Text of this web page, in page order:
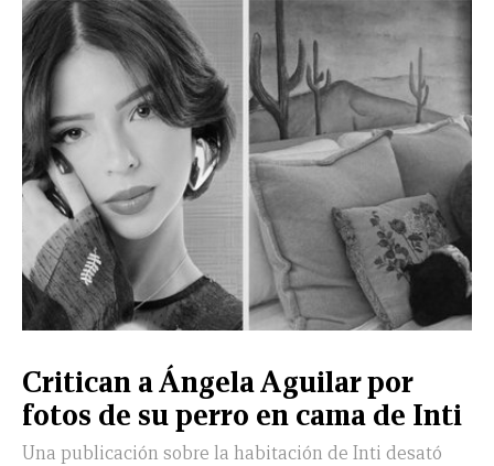
CERRAR
X
LEÓN
TAMAULIPAS
INTERNACIONAL
ESPECTÁCULOS
DE
VIDA
NEWSLETTER
HEMEROTECA
SUPLEMENTOS
Critican a Ángela Aguilar por
fotos de su perro en cama de Inti
Una publicación sobre la habitación de Inti desató